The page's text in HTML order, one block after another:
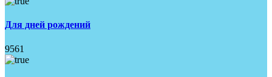
Для дней рождений
9561